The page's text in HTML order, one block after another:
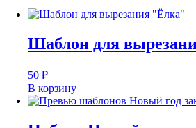
Шаблон для
50 ₽
В корзину